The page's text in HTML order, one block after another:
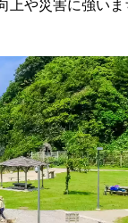
上や災害に強い